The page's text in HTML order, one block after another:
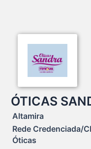
ÓTICAS
Altamira
Rede Credenciada/
Óticas